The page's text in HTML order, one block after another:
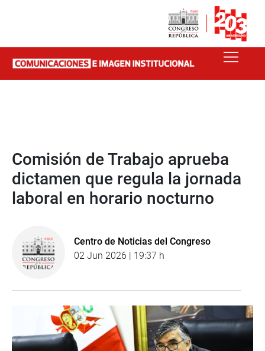
Comisión de Trabajo aprueba
dictamen que regula la jornada
laboral en horario nocturno
Centro de Noticias del Congreso
02 Jun 2026 | 19:37 h